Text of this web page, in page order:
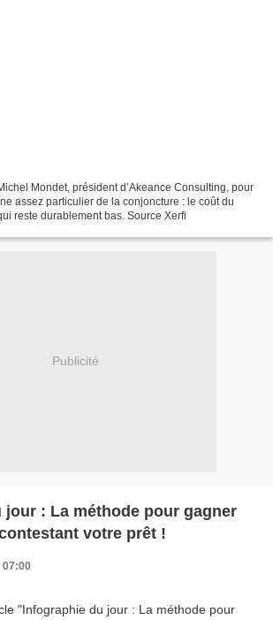
Mondet, président d’Akeance Consulting, pour
assez particulier de la conjoncture : le coût du
reste durablement bas. Source Xerfi
Publicité
jour : La méthode pour gagner
votre prêt !
07:00